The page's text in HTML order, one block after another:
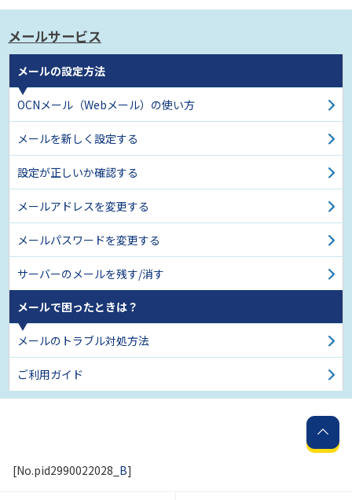
メールサービス
メールの設定方法
OCNメール（Webメール）の使い方
メールを新しく設定する
設定が正しいか確認する
メールアドレスを変更する
メールパスワードを変更する
サーバーのメールを残す/消す
メールで困ったときは？
メールのトラブル対処方法
ご利用ガイド
[No.pid2990022028_ B]